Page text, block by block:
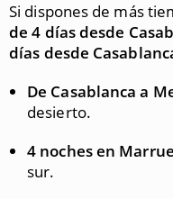
Si dispones de más
de 4 días desde
días desde
De Casablanca a
desierto.
4 noches en
sur.